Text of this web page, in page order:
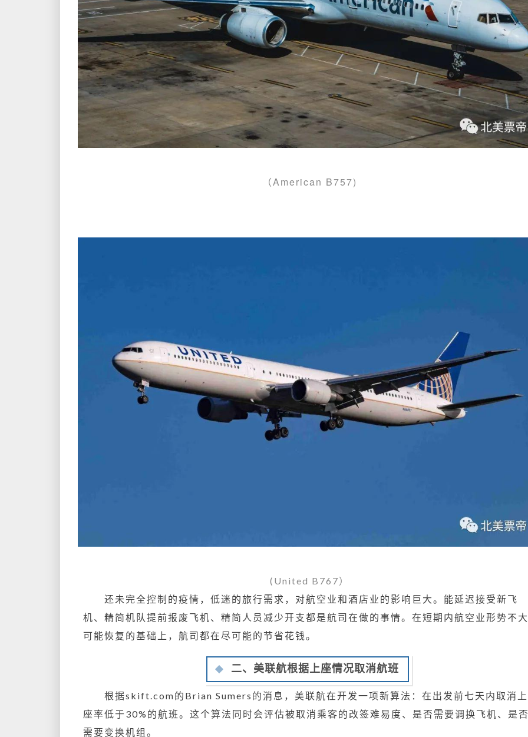
（American B757)
(United B767）
还未完全控制的疫情，低迷的旅行需求，对航空业和酒店业的影响巨大。能延迟接受新飞
机、精简机队提前报废飞机、精简人员减少开支都是航司在做的事情。在短期内航空业形势不大
可能恢复的基础上，航司都在尽可能的节省花钱。
二、美联航根据上座情况取消航班
根据skift.com的Brian Sumers的消息，美联航在开发一项新算法：在出发前七天内取消上
座率低于30%的航班。这个算法同时会评估被取消乘客的改签难易度、是否需要调换飞机、是
需要变换机组。